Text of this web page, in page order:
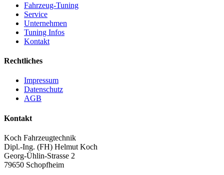
Fahrzeug-Tuning
Service
Unternehmen
Tuning Infos
Kontakt
Rechtliches
Impressum
Datenschutz
AGB
Kontakt
Koch Fahrzeugtechnik
Dipl.-Ing. (FH) Helmut Koch
Georg-Ühlin-Strasse 2
79650 Schopfheim